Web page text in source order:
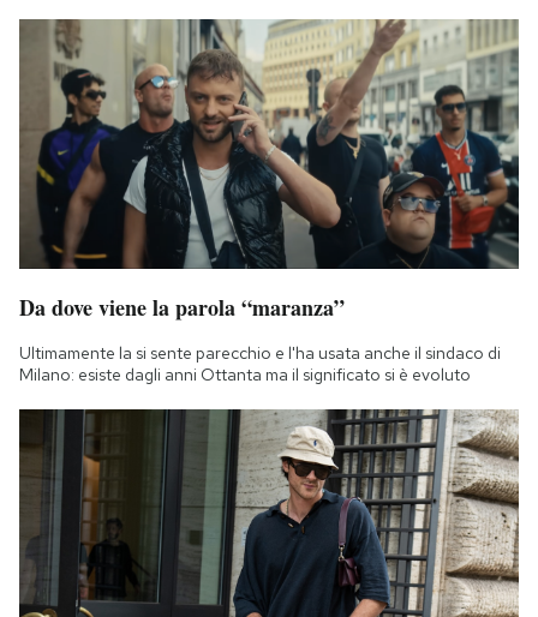
Da dove viene la parola “maranza”
Ultimamente la si sente parecchio e l'ha usata anche il sindaco di
Milano: esiste dagli anni Ottanta ma il significato si è evoluto